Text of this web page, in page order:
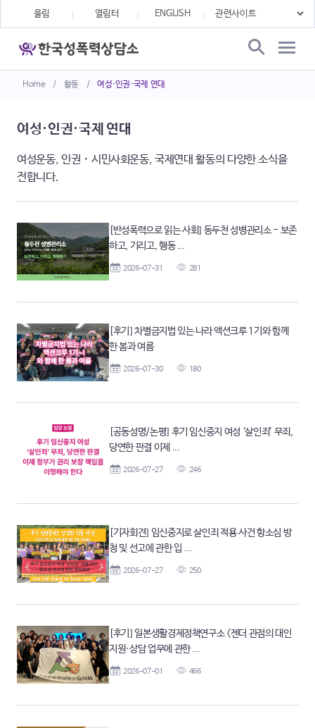
Home / 활동 / 여성·인권·국제 연대
울림 열림터 ENGLISH
여성·인권·국제 연대
여성운동, 인권・시민사회운동, 국제연대 활동의 다양한 소식을
전합니다.
[반성폭력으로 읽는 사회] 동두천 성병관리소 - 보존
하고, 기리고, 행동 ...
2026-07-31 281
[후기] 차별금지법 있는 나라 액션크루 1기와 함께
한 봄과 여름
2026-07-30 180
[공동성명/논평] 후기 임신중지 여성 ‘살인죄’ 무죄,
당연한 판결 이제 ...
2026-07-27 246
[기자회견] 임신중지로 살인죄 적용 사건 항소심 방
청 및 선고에 관한 입 ...
2026-07-27 250
[후기] 일본생활경제정책연구소 <젠더 관점의 대인
지원·상담 업무에 관한 ...
2026-07-01 466